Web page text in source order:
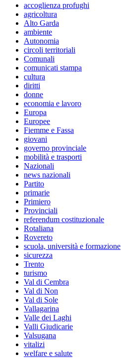
accoglienza profughi
agricoltura
Alto Garda
ambiente
Autonomia
circoli territoriali
Comunali
comunicati stampa
cultura
diritti
donne
economia e lavoro
Europa
Europee
Fiemme e Fassa
giovani
governo provinciale
mobilità e trasporti
Nazionali
news nazionali
Partito
primarie
Primiero
Provinciali
referendum costituzionale
Rotaliana
Rovereto
scuola, università e formazione
sicurezza
Trento
turismo
Val di Cembra
Val di Non
Val di Sole
Vallagarina
Valle dei Laghi
Valli Giudicarie
Valsugana
vitalizi
welfare e salute